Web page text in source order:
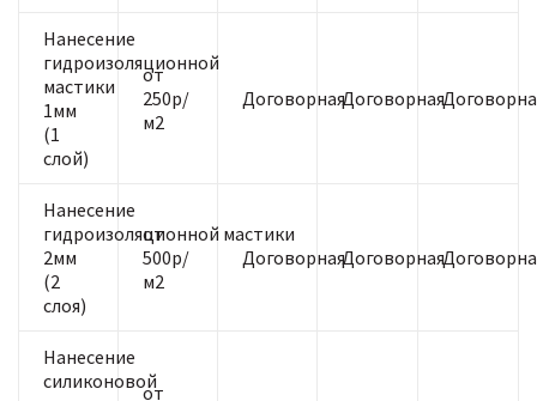
Нанесение
гидроизоляционной
мастики
1мм
(1
слой)
от
250р/
м2
ДоговорнаяДоговорная
Нанесение
гидроизоляционной мастики
2мм
(2
слоя)
от
500р/
м2
ДоговорнаяДоговорная
Нанесение
силиконовой
от